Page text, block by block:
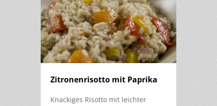
Zitronenrisotto mit Paprika
Knackiges Risotto mit leichter